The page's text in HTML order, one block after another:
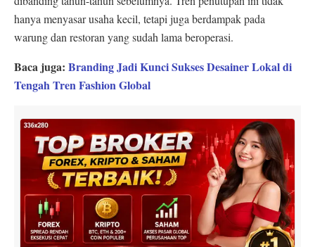
hanya menyasar usaha kecil, tetapi juga berdampak pada
warung dan restoran yang sudah lama beroperasi.
Baca juga: Branding Jadi Kunci Sukses Desainer Lokal di
Tengah Tren Fashion Global